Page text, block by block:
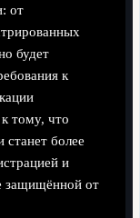
от
будет
к
тому, что
станет более
и
защищённой от